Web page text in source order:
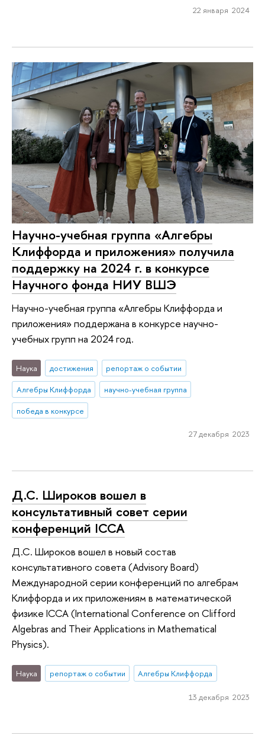
22 января 2024
Научно-учебная группа «Алгебры
Клиффорда и приложения» получила
поддержку на 2024 г. в конкурсе
Научного фонда НИУ ВШЭ
Научно-учебная группа «Алгебры Клиффорда и
приложения» поддержана в конкурсе научно-
учебных групп на 2024 год.
Наука достижения
репортаж о событии
Алгебры Клиффорда
научно-учебная группа
победа в конкурсе
27 декабря 2023
Д.С. Широков вошел в
консультативный совет серии
конференций ICCA
Д.С. Широков вошел в новый состав
консультативного совета (Advisory Board)
Международной серии конференций по алгебрам
Клиффорда и их приложениям в математической
физике ICCA (International Conference on Clifford
Algebras and Their Applications in Mathematical
Physics).
Наука репортаж о событии Алгебры Клиффорда
13 декабря 2023